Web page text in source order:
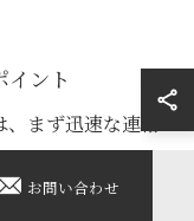
イント
まず迅速な連絡
伏町の業者は、地
即日対応や夜
お問い合わせ